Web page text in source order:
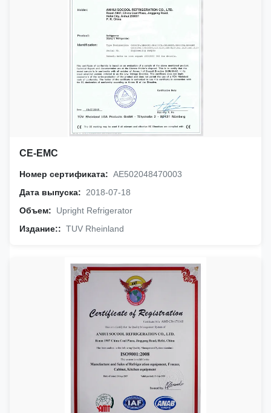
CE-EMC
Номер сертификата: AE502048470003
Дата выпуска:
2018-07-18
Объем:
Upright Refrigerator
Издание:: TUV Rheinland